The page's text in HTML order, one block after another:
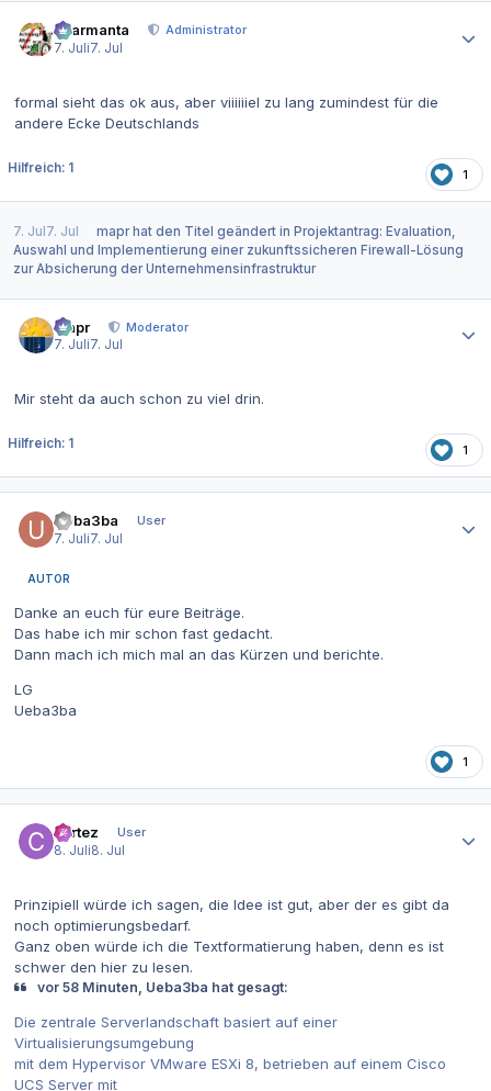
charmanta
Administrator
7. Juli7. Jul
formal sieht das ok aus, aber viiiiiiel zu lang zumindest für die
andere Ecke Deutschlands
Hilfreich: 1 1
7. Jul 7. Jul maprhat den Titel geändert in Projektantrag: Evaluation,
Auswahl und Implementierung einer zukunftssicheren Firewall-Lösung
zur Absicherung der Unternehmensinfrastruktur
mapr
Moderator
7. Juli7. Jul
Mir steht da auch schon zu viel drin.
Hilfreich: 1 1
Ueba3ba
User
7. Juli7. Jul
AUTOR
Danke an euch für eure Beiträge.
Das habe ich mir schon fast gedacht.
Dann mach ich mich mal an das Kürzen und berichte.
LG
Ueba3ba
1
cortez
User
8. Juli8. Jul
Prinzipiell würde ich sagen, die Idee ist gut, aber der es gibt da
noch optimierungsbedarf.
Ganz oben würde ich die Textformatierung haben, denn es ist
schwer den hier zu lesen.
vor 58 Minuten, Ueba3ba hat gesagt:
Die zentrale Serverlandschaft basiert auf einer
Virtualisierungsumgebung
mit dem Hypervisor VMware ESXi 8, betrieben auf einem Cisco
UCS Server mit